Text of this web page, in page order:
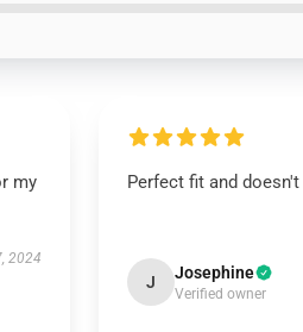
my
2024
Perfect fit and
J Josephine
Verified owner